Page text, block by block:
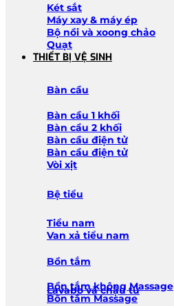
Két sắt
Máy xay & máy ép
Bộ nồi và xoong chảo
Quạt
THIẾT BỊ VỆ SINH
Bàn cầu
Bàn cầu 1 khối
Bàn cầu 2 khối
Bàn cầu điện tử
Bàn cầu điện tử
Vòi xịt
Bệ tiểu
Tiểu nam
Van xả tiểu nam
Bồn tắm
Bồn tắm không Massage
Bồn tắm Massage
Lavabo và chậu tủ